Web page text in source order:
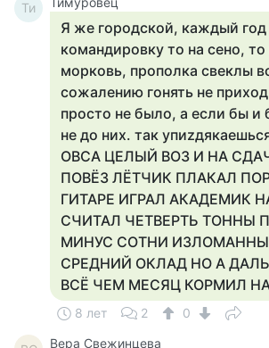
Ти
Я же городской, каждый год
командировку то на сено,
морковь, прополка свеклы
сожалению гонять не
просто не было, а если бы
не до них. так
ОВСА ЦЕЛЫЙ ВОЗ И НА
ПОВЁЗ ЛЁТЧИК ПЛАКАЛ
ГИТАРЕ ИГРАЛ АКАДЕМИК
СЧИТАЛ ЧЕТВЕРТЬ ТОННЫ
МИНУС СОТНИ
СРЕДНИЙ ОКЛАД НО А
ВСЁ ЧЕМ МЕСЯЦ КОРМИЛ
8 лет 2 0
Вера Свежинцева